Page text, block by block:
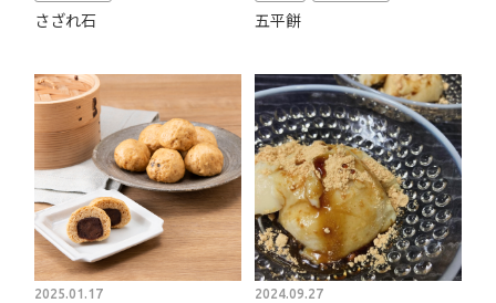
さざれ石 五平餅
2025.01.17 2024.09.27